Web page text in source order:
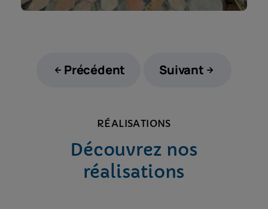
Précédent Suivant
RÉALISATIONS
Découvrez nos
réalisations